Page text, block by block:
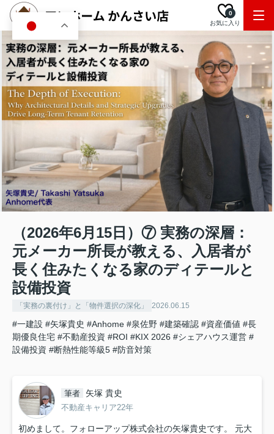
お気に入り
0
（2026年6月15日）⑦ 実務の深層：
元メーカー所長が教える、入居者が
長く住みたくなる家のディテールと
設備投資
「実務の裏付け」と「物件選択の深化」 2026.06.15
#一建設 #矢塚貴史 #Anhome #泉佐野 #建築確認 #資産価値 #長
期優良住宅 #不動産投資 #ROI #KIX 2026 #シェアハウス運営 #
設備投資 #断熱性能等級5 #防音対策
筆者 矢塚 貴史
不動産キャリア22年
初めまして。フォローアップ株式会社の矢塚貴史です。 元大